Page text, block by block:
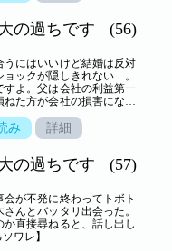
の過ちです (56)
にはいいけど結婚は反対
ックが隠しきれない…。
よ。父は会社の利益第一
た方が会社の損害になり
み 詳細
の過ちです (57)
が不発に終わってトボト
んとバッタリ出会った。
直接尋ねると、話し出し
ワレ】